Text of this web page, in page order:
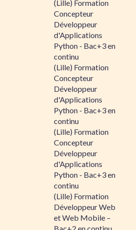
(Lille) Formation
Concepteur
Développeur
d'Applications
Python - Bac+3 en
continu
(Lille) Formation
Concepteur
Développeur
d'Applications
Python - Bac+3 en
continu
(Lille) Formation
Concepteur
Développeur
d'Applications
Python - Bac+3 en
continu
(Lille) Formation
Développeur Web
et Web Mobile –